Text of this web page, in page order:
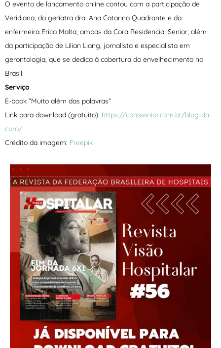
O evento de lançamento online contou com a participação de
Veridiana, da geriatra dra. Ana Catarina Quadrante e da
enfermeira Erica Malta, ambas da Cora Residencial Senior, além
da participação de Lilian Liang, jornalista e especialista em
gerontologia, que se dedica à cobertura do envelhecimento no
Brasil.
Serviço
E-book “Muito além das palavras”
Link para download (gratuito): https://corasenior.com.br/blog-da-
cora/
Crédito da imagem: Freepik